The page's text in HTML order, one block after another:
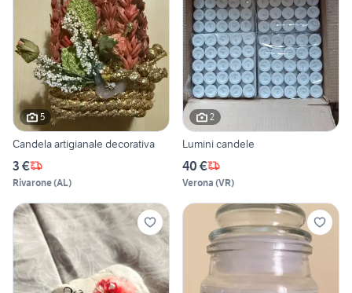
5
Candela artigianale decorativa
3 €
Rivarone(AL)
2
Lumini candele
40 €
Verona (VR)